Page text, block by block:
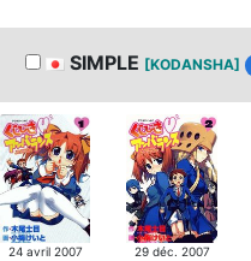
SIMPLE [KODANSHA]
24 avril 2007 29 déc. 2007